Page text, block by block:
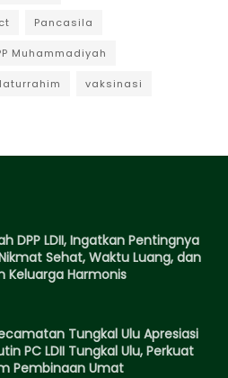
Pancasila
Muhammadiyah
vaksinasi
DPP LDII, Ingatkan Pentingnya
Sehat, Waktu Luang, dan
Keluarga Harmonis
Tungkal Ulu Apresiasi
PC LDII Tungkal Ulu, Perkuat
Pembinaan Umat